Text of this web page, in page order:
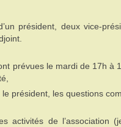
président, deux vice-
prévues le mardi de 17h à
président, les questions
activités de